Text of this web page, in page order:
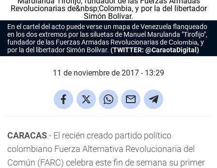
En el cartel del acto puede verse un mapa de Venezuela flanqueado
en los dos extremos por las siluetas de Manuel Marulanda "Tirofijo",
fundador de las Fuerzas Armadas Revolucionarias deColombia, y
por la del libertador Simón Bolívar. (TWITTER: @CaraotaDigital)
11 de noviembre de 2017 - 13:29
CARACAS.- El recién creado partido político
colombiano Fuerza Alternativa Revolucionaria del
Común (FARC) celebra este fin de semana su primer